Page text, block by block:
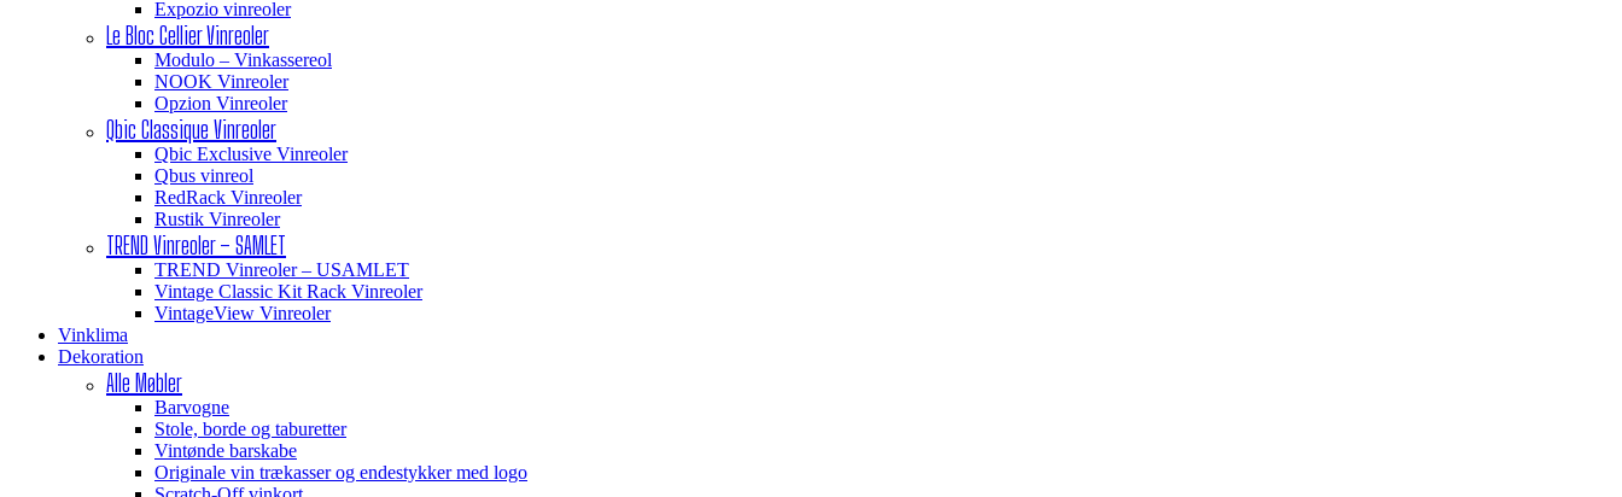
Expozio vinreoler
Le Bloc Cellier Vinreoler
Modulo – Vinkassereol
NOOK Vinreoler
Opzion Vinreoler
Qbic Classique Vinreoler
Qbic Exclusive Vinreoler
Qbus vinreol
RedRack Vinreoler
Rustik Vinreoler
TREND Vinreoler – SAMLET
TREND Vinreoler – USAMLET
Vintage Classic Kit Rack Vinreoler
VintageView Vinreoler
Vinklima
Dekoration
Alle Møbler
Barvogne
Stole, borde og taburetter
Vintønde barskabe
Originale vin trækasser og endestykker med logo